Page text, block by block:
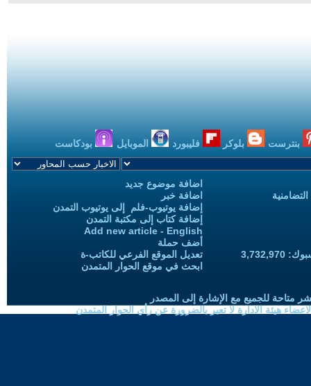
بنترست بلوكر فليبورد الموبايل بودكاست
اضافة موضوع جديد
اضافة خبر
إضافة يوتيوب-فلم إلى يوتيوب التمدن
إضافة كتاب إلى مكتبة التمدن
Add new article - English
أضف حملة
تعديل الموقع الفرعي للكاتب-ة
ابحث في موقع الحوار المتمدن
متاحة للجميع مع الإشارة إلى المصدر
هيئة الادارة لا تعبر بالضرورة عن رأي الحوار المتمدن